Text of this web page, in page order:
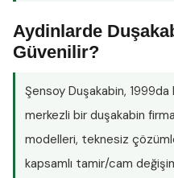
Aydinlarde
Güvenilir?
Şensoy Duşakabin, 1999da
merkezli bir duşakabin
modelleri, teknesiz
kapsamlı tamir/cam